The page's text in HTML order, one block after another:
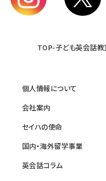
TOP-子ども英会話教
個人情報について
会社案内
セイハの使命
国内・海外留学事業
英会話コラム